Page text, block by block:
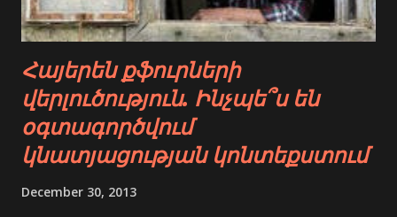
Հայերեն քֆուրների
վերլուծություն. Ինչպե՞ս են
օգտագործվում
կնատյացության կոնտեքստում
December 30, 2013